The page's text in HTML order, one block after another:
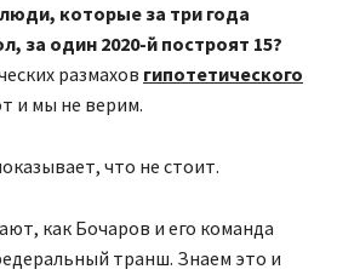
которые за три года
за один 2020-й построят 15?
размахов гипотетического
и мы не верим.
что не стоит.
как Бочаров и его команда
транш. Знаем это и